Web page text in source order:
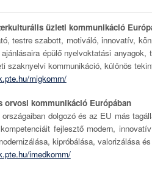
üzleti kommunikáció
testre szabott, motiváló, innovatív,
épülő nyelvoktatási
szaknyelvi kommunikáció, különös
migkomm/
orvosi kommunikáció Európában
dolgozó és az EU más
fejlesztő modern,
kipróbálása, valorizálása
imedkomm/